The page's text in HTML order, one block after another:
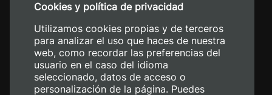
+34 620 04 00 50
Cookies y política de privacidad
Utilizamos cookies propias y de terceros
para analizar el uso que haces de nuestra
web, como recordar las preferencias del
usuario en el caso del idioma
seleccionado, datos de acceso o
personalización de la página. Puedes